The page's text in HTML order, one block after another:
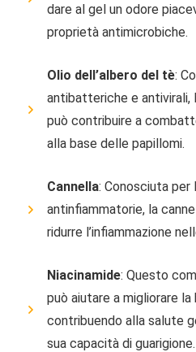
dare al gel un odore
proprietà antimicrobiche.
Olio dell’albero del tè:
antibatteriche e antivirali,
può contribuire a
alla base delle papillomi.
Cannella: Conosciuta per
antinfiammatorie, la
ridurre l’infiammazione
Niacinamide: Questo
può aiutare a migliorare la
contribuendo alla salute
sua capacità di guarigione.